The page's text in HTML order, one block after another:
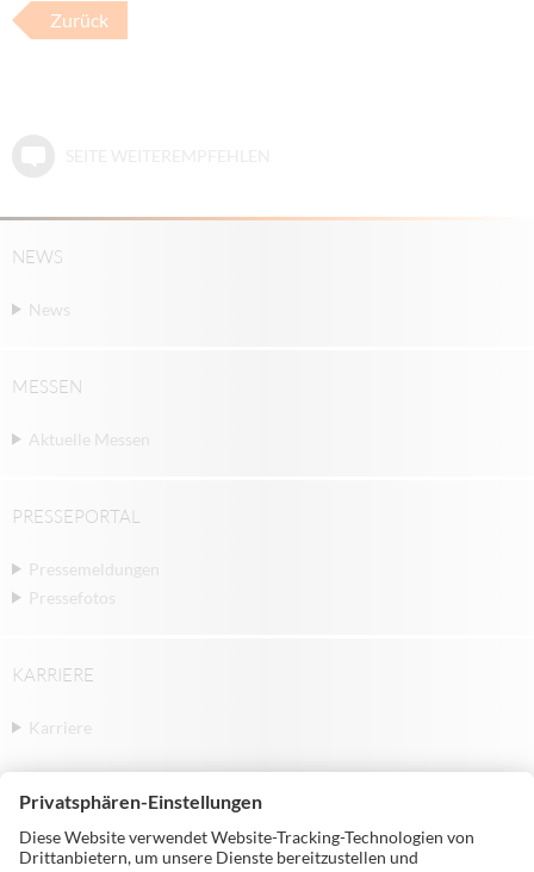
Zurück
NEWS
News
MESSEN
Aktuelle Messen
PRESSEPORTAL
Pressemeldungen
Pressefotos
KARRIERE
Karriere